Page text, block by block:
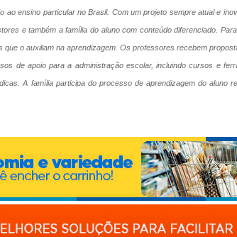
ao ensino particular no Brasil. Com um projeto sempre atual e
e também a família do aluno com conteúdo diferenciado.
que o auxiliam na aprendizagem. Os professores recebem
de apoio para a administração escolar, incluindo cursos e
A família participa do processo de aprendizagem do aluno